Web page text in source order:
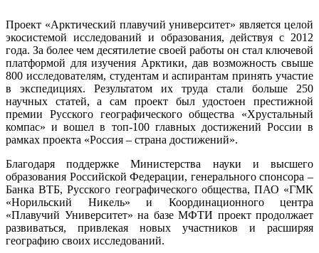
Проект «Арктический плавучий университет» является целой
экосистемой исследований и образования, действуя с 2012
года. За более чем десятилетие своей работы он стал ключевой
платформой для изучения Арктики, дав возможность свыше
800 исследователям, студентам и аспирантам принять участие
в экспедициях. Результатом их труда стали больше 250
научных статей, а сам проект был удостоен престижной
премии Русского географического общества «Хрустальный
компас» и вошел в топ-100 главных достижений России в
рамках проекта «Россия – страна достижений».
Благодаря поддержке Министерства науки и высшего
образования Российской Федерации, генерального спонсора –
Банка ВТБ, Русского географического общества, ПАО «ГМК
«Норильский Никель» и Координационного центра
«Плавучий Университет» на базе МФТИ проект продолжает
развиваться, привлекая новых участников и расширяя
географию своих исследований.